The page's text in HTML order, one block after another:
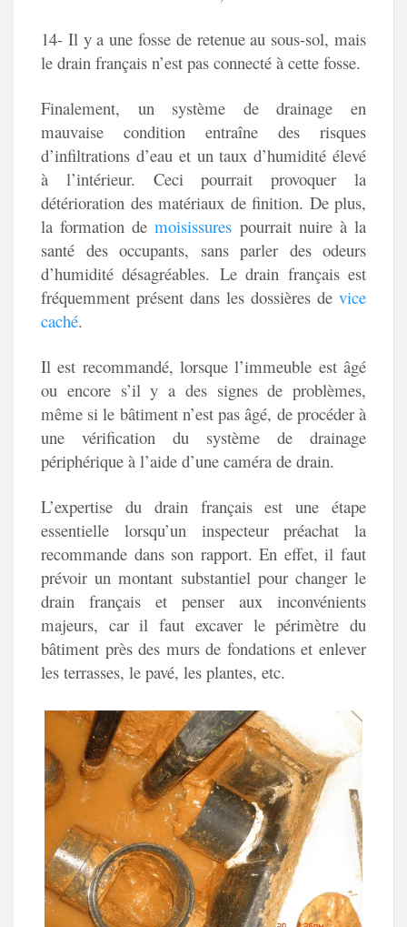
14- Il y a une fosse de retenue au sous-sol, mais
le drain français n’est pas connecté à cette fosse.
Finalement, un système de drainage en
mauvaise condition entraîne des risques
d’infiltrations d’eau et un taux d’humidité élevé
à l’intérieur. Ceci pourrait provoquer la
détérioration des matériaux de finition. De plus,
la formation demoisissures pourrait nuire à la
santé des occupants, sans parler des odeurs
d’humidité désagréables. Le drain français est
fréquemment présent dans les dossières de vice
caché.
Il est recommandé, lorsque l’immeuble est âgé
ou encore s’il y a des signes de problèmes,
même si le bâtiment n’est pas âgé, de procéder à
une vérification du système de drainage
périphérique à l’aide d’une caméra de drain.
L’expertise du drain français est une étape
essentielle lorsqu’un inspecteur préachat la
recommande dans son rapport. En effet, il faut
prévoir un montant substantiel pour changer le
drain français et penser aux inconvénients
majeurs, car il faut excaver le périmètre du
bâtiment près des murs de fondations et enlever
les terrasses, le pavé, les plantes, etc.